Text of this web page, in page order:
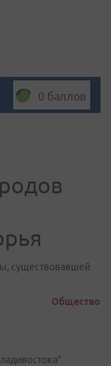
0 баллов
существовавшей
Общество